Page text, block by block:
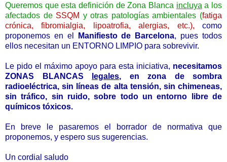
Queremos que esta definición de Zona Blanca incluya a los
afectados de SSQM y otras patologías ambientales (fatiga
crónica, fibromialgia, lipoatrofia, alergias, etc.), como
proponemos en el
Manifiesto de Barcelona, pues todos
ellos necesitan un ENTORNO LIMPIO para sobrevivir.
Le pido el máximo apoyo para esta iniciativa, necesitamos
ZONAS BLANCAS
legales, en zona de sombra
radioeléctrica, sin líneas de alta tensión, sin chimeneas,
sin tráfico, sin ruido, sobre todo un entorno libre de
químicos tóxicos.
En breve le pasaremos el borrador de normativa que
proponemos, y espero sus sugerencias.
Un cordial saludo